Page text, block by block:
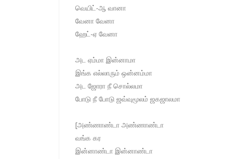
வெயிட்-ஆ வானா
வேனா வேனா
ஹேட்-ஏ வேனா
அட ஏம்மா இன்னாமா
இங்க எல்லாரும் ஒன்னம்மா
அட ஜோரா நீ சொல்லமா
போடு நீ போடு ஜவ்வுமூலம் ஜகஜாலமா
[அண்ணாண்டா அண்ணாண்டா
வங்க கர
இன்னாண்டா இன்னாண்டா